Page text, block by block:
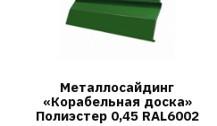
Металлосайдинг
«Корабельная доска»
Полиэстер 0,45 RAL6002